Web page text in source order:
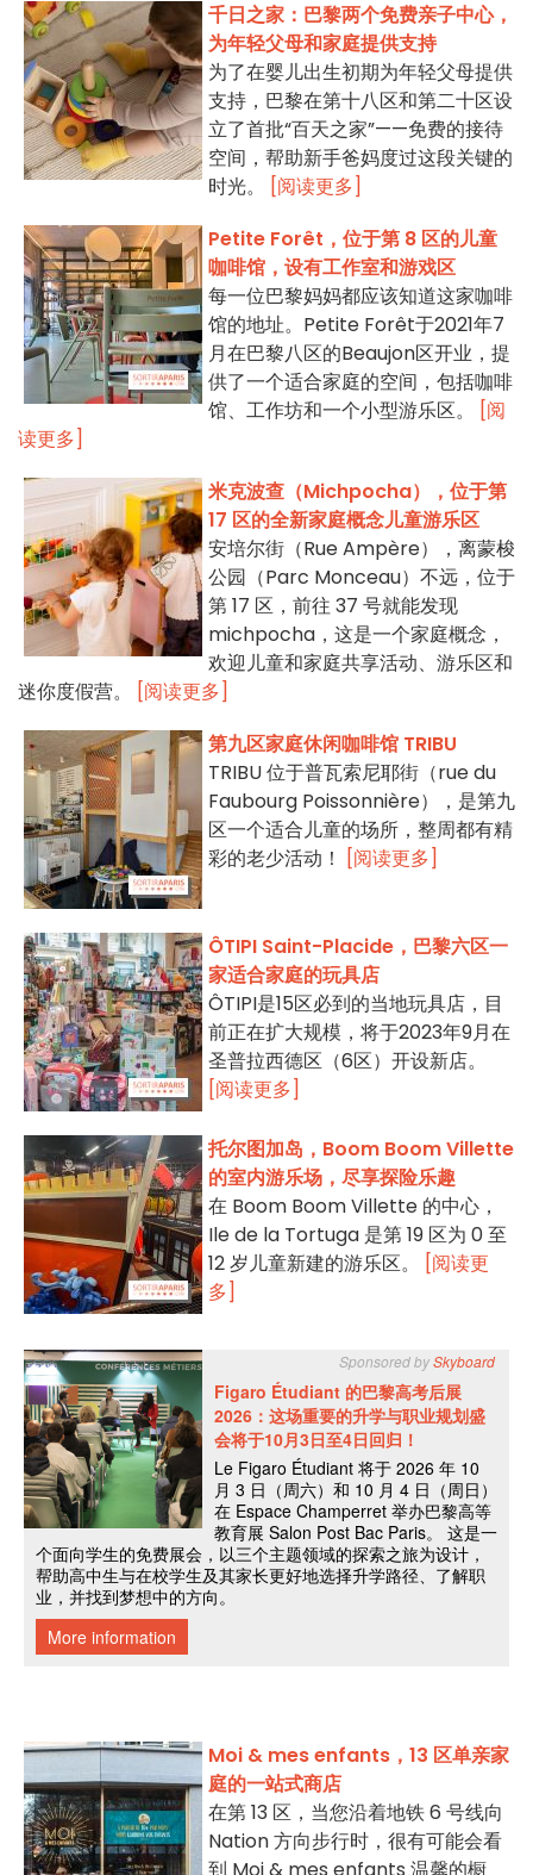
千日之家：巴黎两个免费亲子中心，
为年轻父母和家庭提供支持
为了在婴儿出生初期为年轻父母提供
支持，巴黎在第十八区和第二十区设
立了首批“百天之家”——免费的接待
空间，帮助新手爸妈度过这段关键的
时光。
[阅读更多]
Petite Forêt，位于第 8 区的儿童
咖啡馆，设有工作室和游戏区
每一位巴黎妈妈都应该知道这家咖啡
馆的地址。Petite Forêt于2021年7
月在巴黎八区的Beaujon区开业，提
供了一个适合家庭的空间，包括咖啡
馆、工作坊和一个小型游乐区。
[阅
读更多]
米克波查（Michpocha），位于第
17 区的全新家庭概念儿童游乐区
安培尔街（Rue Ampère），离蒙梭
公园（Parc Monceau）不远，位于
第 17 区，前往 37 号就能发现
michpocha，这是一个家庭概念，
欢迎儿童和家庭共享活动、游乐区和
迷你度假营。
[阅读更多]
第九区家庭休闲咖啡馆 TRIBU
TRIBU 位于普瓦索尼耶街（rue du
Faubourg Poissonnière），是第九
区一个适合儿童的场所，整周都有精
彩的老少活动！
[阅读更多]
ÔTIPI Saint-Placide，巴黎六区一
家适合家庭的玩具店
ÔTIPI是15区必到的当地玩具店，目
前正在扩大规模，将于2023年9月在
圣普拉西德区（6区）开设新店。
[阅读更多]
托尔图加岛，Boom Boom Villette
的室内游乐场，尽享探险乐趣
在 Boom Boom Villette 的中心，
Ile de la Tortuga 是第 19 区为 0 至
12 岁儿童新建的游乐区。
[阅读更
多]
Moi & mes enfants，13 区单亲家
庭的一站式商店
在第 13 区，当您沿着地铁 6 号线向
Nation 方向步行时，很有可能会看